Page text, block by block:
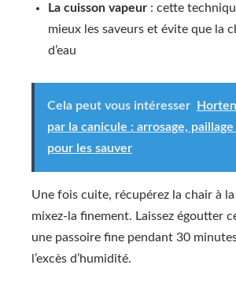
La cuisson vapeur : cette
mieux les saveurs et évite que la
d’eau
Cela peut vous intéresser
par la canicule : arrosage,
pour les sauver
Une fois cuite, récupérez la chair à
mixez-la finement. Laissez égoutter
une passoire fine pendant 30
l’excès d’humidité.